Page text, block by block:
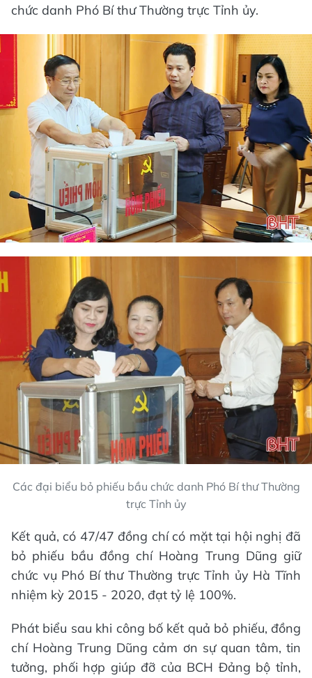
chức danh Phó Bí thư Thường trực Tỉnh ủy.
Các đại biểu bỏ phiếu bầu chức danh Phó Bí thư Thường
trực Tỉnh ủy
Kết quả, có 47/47 đồng chí có mặt tại hội nghị đã
bỏ phiếu bầu đồng chí Hoàng Trung Dũng giữ
chức vụ Phó Bí thư Thường trực Tỉnh ủy Hà Tĩnh
nhiệm kỳ 2015 - 2020, đạt tỷ lệ 100%.
Phát biểu sau khi công bố kết quả bỏ phiếu, đồng
chí Hoàng Trung Dũng cảm ơn sự quan tâm, tin
tưởng, phối hợp giúp đỡ của BCH Đảng bộ tỉnh,